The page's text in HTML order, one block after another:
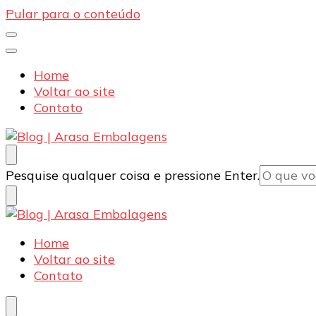
Pular para o conteúdo
Home
Voltar ao site
Contato
Blog | Arasa Embalagens
Confira conteúdos sobre embalagens para pizzas,
Procurando
algo?
Pesquise qualquer coisa e pressione Enter.
Blog | Arasa Embalagens
Confira conteúdos sobre embalagens para pizzas,
Home
Voltar ao site
Contato